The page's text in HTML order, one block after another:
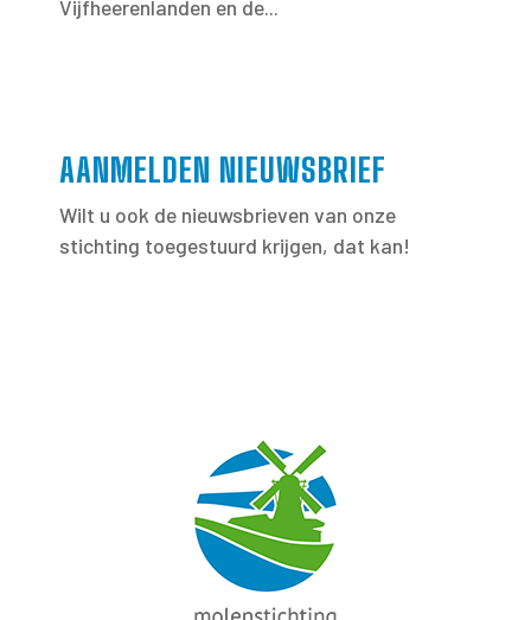
Vijfheerenlanden en de...
AANMELDEN NIEUWSBRIEF
Wilt u ook de nieuwsbrieven van onze
stichting toegestuurd krijgen, dat kan!